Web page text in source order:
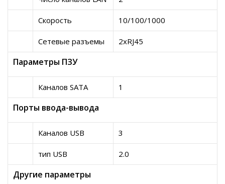
Скорость 10/100/1000
Сетевые разъемы 2xRJ45
Параметры ПЗУ
Каналов SATA 1
Порты ввода-вывода
Каналов USB 3
тип USB 2.0
Другие параметры